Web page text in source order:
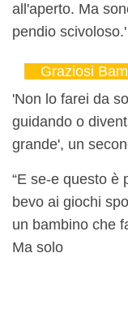
all'aperto. Ma
pendio scivoloso.'
Graziosi
'Non lo farei da
guidando o
grande', un
“E se-e questo è
bevo ai giochi
un bambino che
Ma solo